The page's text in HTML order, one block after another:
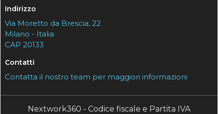
Indirizzo
Via Moretto da Brescia, 22
Milano - Italia
CAP 20133
Contatti
Contatta il nostro team per maggiori informazioni
Nextwork360 - Codice fiscale e Partita IVA